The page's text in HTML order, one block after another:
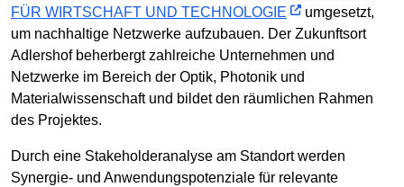
FÜR WIRTSCHAFT UND TECHNOLOGIE
umgesetzt,
um nachhaltige Netzwerke aufzubauen. Der Zukunftsort
Adlershof beherbergt zahlreiche Unternehmen und
Netzwerke im Bereich der Optik, Photonik und
Materialwissenschaft und bildet den räumlichen Rahmen
des Projektes.
Durch eine Stakeholderanalyse am Standort werden
Synergie- und Anwendungspotenziale für relevante